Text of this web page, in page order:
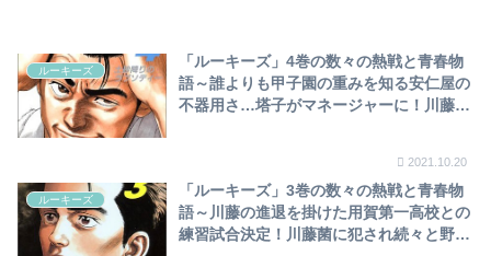
ルーキーズ
「ルーキーズ」4巻の数々の熱戦と青春物
語～誰よりも甲子園の重みを知る安仁屋の
不器用さ…塔子がマネージャーに！川藤と
2021.10.20
ルーキーズ
「ルーキーズ」3巻の数々の熱戦と青春物
語～川藤の進退を掛けた用賀第一高校との
練習試合決定！川藤菌に犯され続々と野球